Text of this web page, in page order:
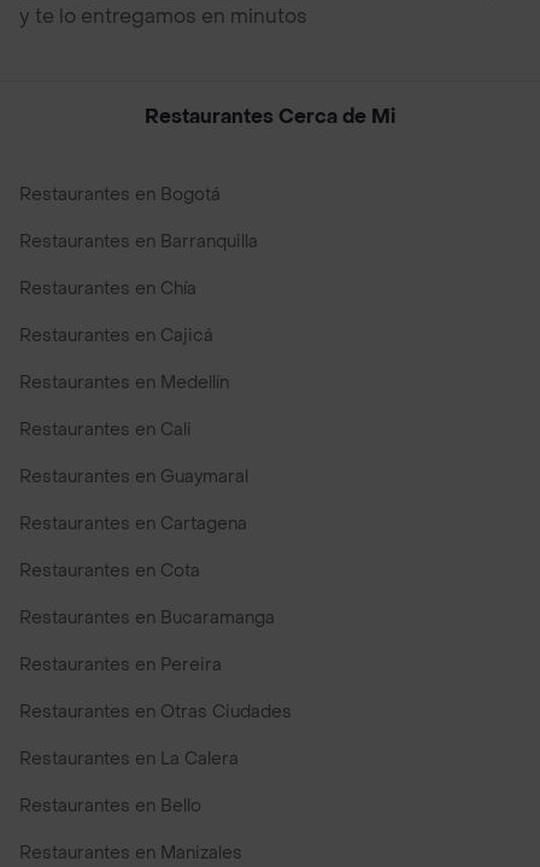
y te lo entregamos en minutos
Restaurantes Cerca de Mi
Restaurantes en Bogotá
Restaurantes en Barranquilla
Restaurantes en Chía
Restaurantes en Cajicá
Restaurantes en Medellín
Restaurantes en Cali
Restaurantes en Guaymaral
Restaurantes en Cartagena
Restaurantes en Cota
Restaurantes en Bucaramanga
Restaurantes en Pereira
Restaurantes en Otras Ciudades
Restaurantes en La Calera
Restaurantes en Bello
Restaurantes en Manizales